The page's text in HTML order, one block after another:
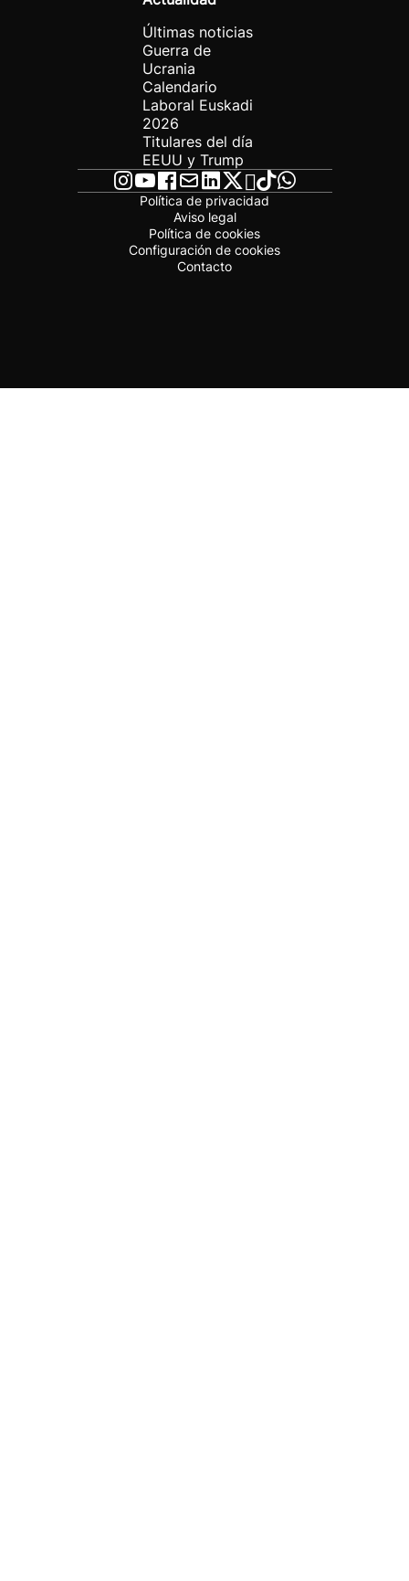
Últimas noticias
Guerra de
Ucrania
Calendario
Laboral Euskadi
2026
Titulares del día
EEUU y Trump
Política de privacidad
Aviso legal
Política de cookies
Configuración de cookies
Contacto